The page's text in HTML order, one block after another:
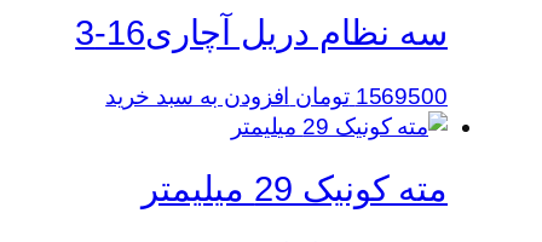
سه نظام دریل آچاری16-3
1569500 تومان افزودن به سبد خرید
مته کونیک 29 میلیمتر